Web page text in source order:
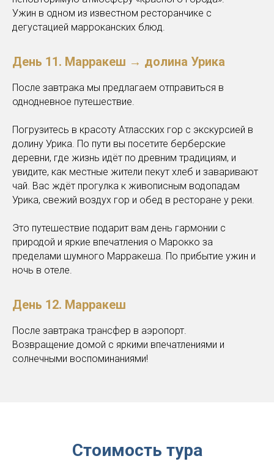
Ужин в одном из известном ресторанчике с
дегустацией марроканских блюд.
День 11. Марракеш → долина Урика
После завтрака мы предлагаем отправиться в
однодневное путешествие.
Погрузитесь в красоту Атласских гор с экскурсией в
долину Урика. По пути вы посетите берберские
деревни, где жизнь идёт по древним традициям, и
увидите, как местные жители пекут хлеб и заваривают
чай. Вас ждёт прогулка к живописным водопадам
Урика, свежий воздух гор и обед в ресторане у реки.
Это путешествие подарит вам день гармонии с
природой и яркие впечатления о Марокко за
пределами шумного Марракеша. По прибытие ужин и
ночь в отеле.
День 12. Марракеш
После завтрака трансфер в аэропорт.
Возвращение домой с яркими впечатлениями и
солнечными воспоминаниями!
Стоимость тура